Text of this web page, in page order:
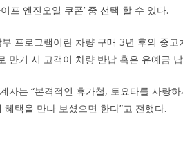
프 엔진오일 쿠폰’ 중 선택 할 수 있다.
프로그램이란 차량 구매 3년 후의 중
만기 시 고객이 차량 반납 혹은 유예금
자는 “본격적인 휴가철, 토요타를 사랑
혜택을 만나 보셨으면 한다”고 전했다.